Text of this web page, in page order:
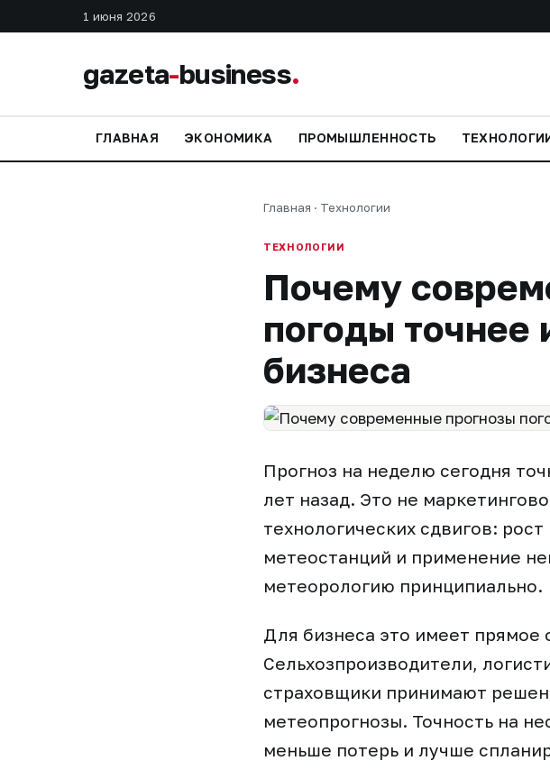
1 июня 2026
gazeta-business.
ГЛАВНАЯ ЭКОНОМИКА ПРОМЫШЛЕННОСТЬ
Главная · Технологии
ТЕХНОЛОГИИ
Почему
погоды точнее
бизнеса
Прогноз на неделю сегодня
лет назад. Это не
технологических сдвигов:
метеостанций и применение
метеорологию принципиально.
Для бизнеса это имеет прямое
Сельхозпроизводители,
страховщики принимают
метеопрогнозы. Точность на
меньше потерь и лучше